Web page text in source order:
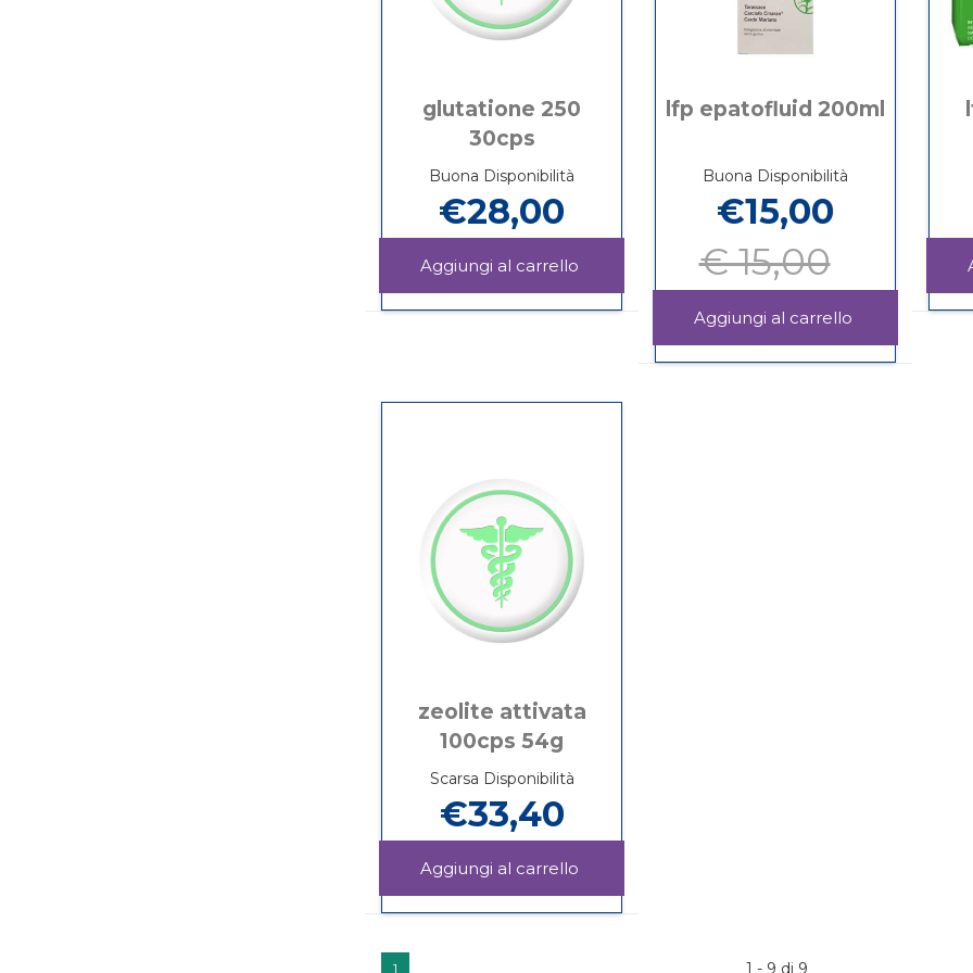
glutatione 250
30cps
Buona Disponibilità
€28,00
Aggiungi GLUTATIONE
30CPS al
Informazioni
su GLUTATIONE
lfp epatofluid 200ml
Buona Disponibilità
€15,00
€ 15,00
Aggiungi LFP
200ML al
Informazioni
su LFP
zeolite attivata
100cps 54g
Scarsa Disponibilità
€33,40
100CPS
Informazioni
su ZEOLITE
1 1 - 9 di 9